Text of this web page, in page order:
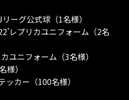
ーグ公式球（1名様）
レプリカユニフォーム（2名
ユニフォーム（3名様）
様）
カー（100名様）